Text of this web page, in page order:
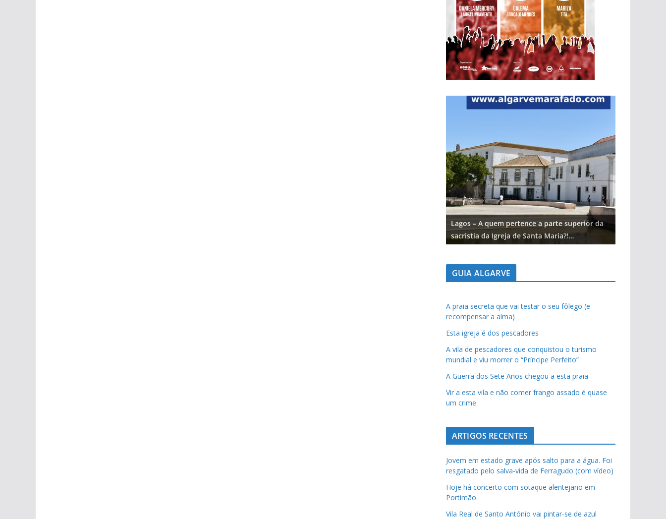
Lagos – A quem pertence a parte superior da
sacristia da Igreja de Santa Maria?!…
GUIA ALGARVE
A praia secreta que vai testar o seu fôlego (e
recompensar a alma)
Esta igreja é dos pescadores
A vila de pescadores que conquistou o turismo
mundial e viu morrer o “Príncipe Perfeito”
A Guerra dos Sete Anos chegou a esta praia
Vir a esta vila e não comer frango assado é quase
um crime
ARTIGOS RECENTES
Jovem em estado grave após salto para a água. Foi
resgatado pelo salva-vida de Ferragudo (com vídeo)
Hoje há concerto com sotaque alentejano em
Portimão
Vila Real de Santo António vai pintar-se de azul